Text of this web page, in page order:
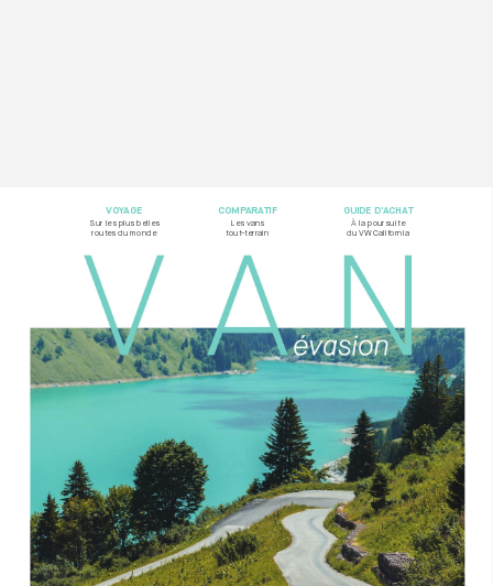
VOYAGE
Sur les plus belles
routes du monde
GUIDE D’ACHAT
À la poursuite
du VW California
COMPARATIF
Les vans
tout-terrain